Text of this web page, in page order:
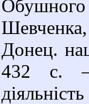
Донец.
432 с. –